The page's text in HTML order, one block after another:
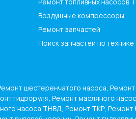
Воздушные компрессоры
Ремонт запчастей
Поиск запчастей по технике
шестеренчатого насоса,
гидроруля, Ремонт масляного
насоса ТНВД, Ремонт ТКР,